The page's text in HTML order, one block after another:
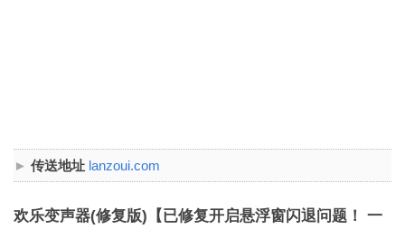
传送地址 lanzoui.com
欢乐变声器(修复版)【已修复开启悬浮窗闪退问题！ 一